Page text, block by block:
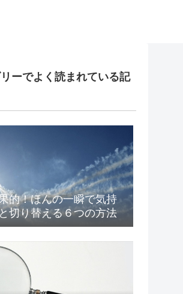
ーでよく読まれている記
的！ほんの一瞬で気持
切り替える６つの方法